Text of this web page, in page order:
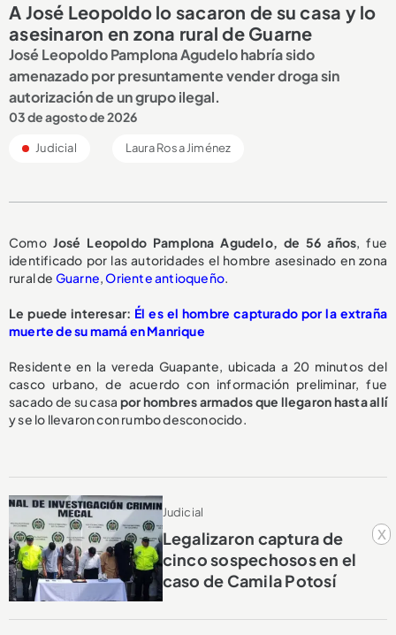
x
A José Leopoldo lo sacaron de su casa y lo
asesinaron en zona rural de Guarne
José Leopoldo Pamplona Agudelo habría sido
amenazado por presuntamente vender droga sin
autorización de un grupo ilegal.
03 de agosto de 2026
Judicial Laura Rosa Jiménez
Como José Leopoldo Pamplona Agudelo, de 56 años, fue
identificado por las autoridades el hombre asesinado en zona
rural de Guarne,Oriente antioqueño.
Le puede interesar: Él es el hombre capturado por la extraña
muerte de su mamá en Manrique
Residente en la vereda Guapante, ubicada a 20 minutos del
casco urbano, de acuerdo con información preliminar, fue
sacado de su casa por hombres armados que llegaron hasta allí
y se lo llevaron con rumbo desconocido.
Judicial
Legalizaron captura de
cinco sospechosos en el
caso de Camila Potosí